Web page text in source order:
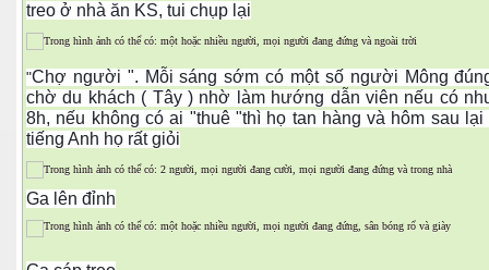
treo ở nhà ăn KS, tui chụp lại
"Chợ người ". Mỗi sáng sớm có một số người Mông
chờ du khách ( Tây ) nhờ làm hướng dẫn viên nếu có
8h, nếu không có ai "thuê "thì họ tan hàng và hôm sau
tiếng Anh họ rất giỏi
Ga lên đỉnh
Trí